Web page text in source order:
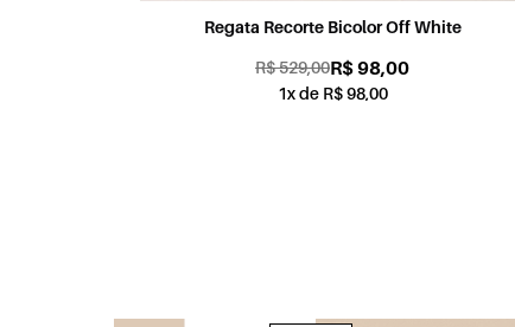
Regata Recorte Bicolor Off White
R$ 529,00R$ 98,00
1x de R$ 98,00